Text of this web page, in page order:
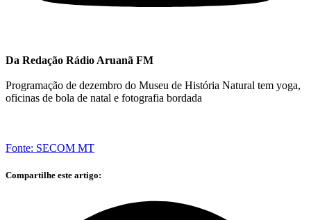
Da Redação Rádio Aruanã FM
Programação de dezembro do Museu de História Natural tem yoga,
oficinas de bola de natal e fotografia bordada
Fonte: SECOM MT
Compartilhe este artigo: